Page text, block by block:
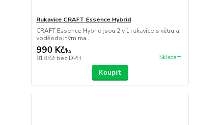
Rukavice CRAFT Essence Hybrid
CRAFT Essence Hybrid jsou 2 v 1 rukavice s větru a
voděodolným ma...
990 Kč/ks
818 Kč bez DPH Skladem
Koupit